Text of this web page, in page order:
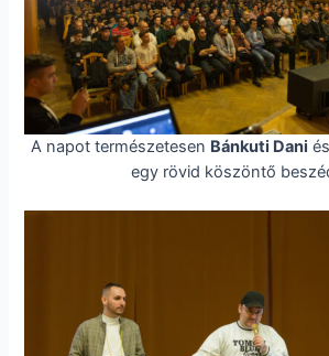
A napot természetesen Bánkuti Dani és
egy rövid köszöntő